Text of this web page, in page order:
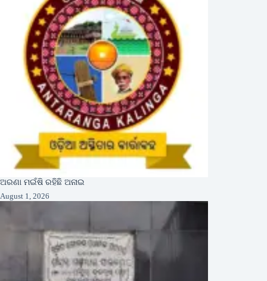
ଅରଣା ମଇଁଷି ରହିଛି ଅନାଇ
August 1, 2026